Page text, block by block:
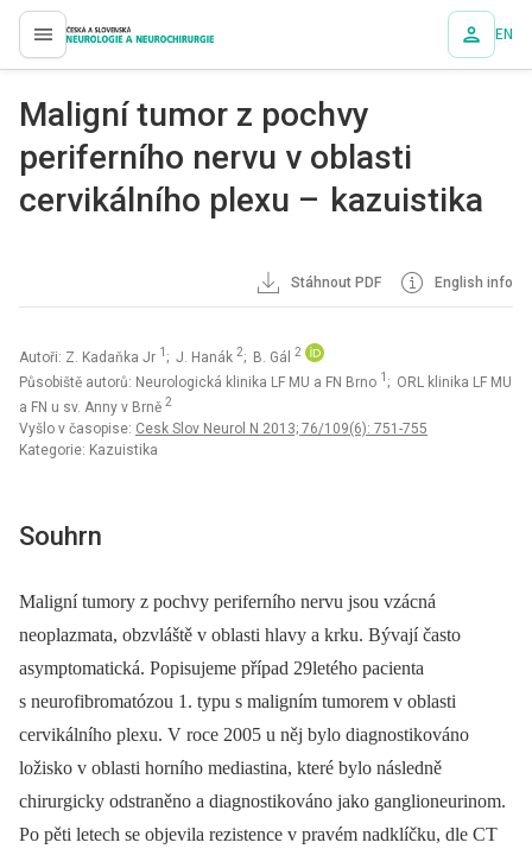
proLékaře.cz EN
Maligní tumor z pochvy
periferního nervu v oblasti
cervikálního plexu – kazuistika
Stáhnout PDF English info
Autoři: Z. Kadaňka Jr 1 ; J. Hanák 2; B. Gál 2
Působiště autorů: Neurologická klinika LF MU a FN Brno 1 ; ORL klinika LF MU
a FN u sv. Anny v Brně 2
Vyšlo v časopise: Cesk Slov Neurol N 2013; 76/109(6): 751-755
Kategorie: Kazuistika
Souhrn
Maligní tumory z pochvy periferního nervu jsou vzácná
neoplazmata, obzvláště v oblasti hlavy a krku. Bývají často
asymptomatická. Popisujeme případ 29letého pacienta
s neurofibromatózou 1. typu s maligním tumorem v oblasti
cervikálního plexu. V roce 2005 u něj bylo dia­gnostikováno
ložisko v oblasti horního mediastina, které bylo následně
chirurgicky odstraněno a dia­gnostikováno jako ganglioneurinom.
Po pěti letech se objevila rezistence v pravém nadklíčku, dle CT